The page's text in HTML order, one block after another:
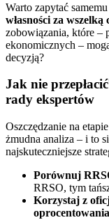
Warto zapytać
własności za wszelką
zobowiązania, które –
ekonomicznych –
decyzją?
Jak nie
rady ekspertów
Oszczędzanie na
żmudna analiza – i to
najskuteczniejsze
Porównuj
RRSO, tym
Korzystaj z